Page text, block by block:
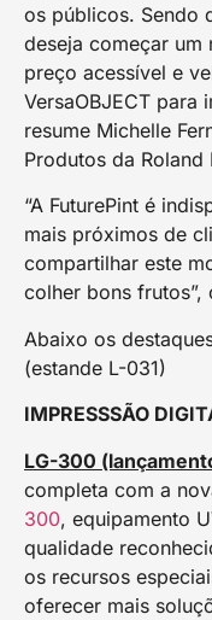
os públicos. Sendo
deseja começar um
preço acessível e
VersaOBJECT para
resume Michelle
Produtos da Roland
“A FuturePint é
mais próximos de
compartilhar este
colher bons frutos”,
Abaixo os
(estande L-031)
IMPRESSSÃO
LG-300
completa com a
300, equipamento
qualidade
os recursos
oferecer mais